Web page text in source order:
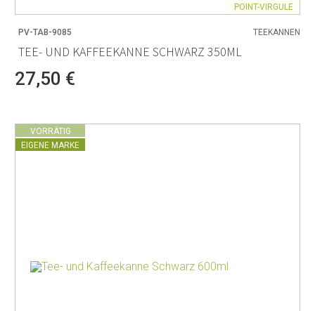
POINT-VIRGULE
PV-TAB-9085 TEEKANNEN
TEE- UND KAFFEEKANNE SCHWARZ 350ML
27,50 €
VORRÄTIG
EIGENE MARKE